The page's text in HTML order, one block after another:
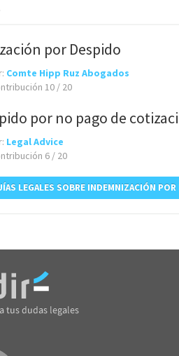
por Despido
Comte Hipp Ruz Abogados
10 / 20
por no pago de
Legal Advice
6 / 20
LEGALES SOBRE INDEMNIZACIÓN